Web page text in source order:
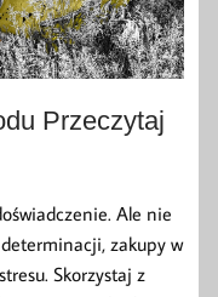
Przeczytaj
Ale nie
zakupy w
Skorzystaj z